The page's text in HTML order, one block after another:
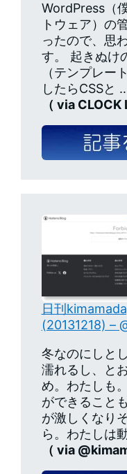
WordPress（
トウェア）の
ったので、思
す。 起きぬけ
（テンプレー
したらCSSと
（ via CLOCK
日刊
(20131218) –
冬なのにしと
濡れるし、と
め。わたしも
ができること
が激しくなり
ら。わたしは
（ via